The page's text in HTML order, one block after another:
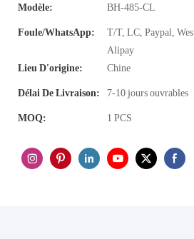
Modèle: BH-485-CL
Foule/WhatsApp:
T/T, LC, Paypal,
Alipay
Lieu D'origine:
Chine
Délai De Livraison: 7-10 jours ouvrables
MOQ: 1 PCS